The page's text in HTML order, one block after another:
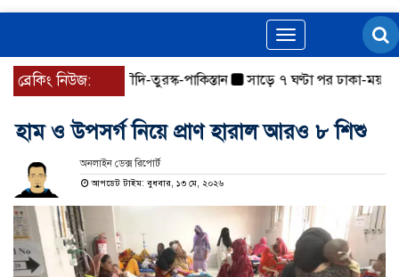
Toggle
navigation
ব্রেকিং নিউজ:
স্বাক্ষর করেছে সৌদি-তুরস্ক-পাকিস্তান সাড়ে ৭ ঘণ্টা পর ঢাকা-ময়মনসিংহ
হাম ও উপসর্গ নিয়ে প্রাণ হারাল আরও ৮ শিশু
অনলাইন ডেক্স রিপোর্ট
আপডেট টাইম: বুধবার, ১৩ মে, ২০২৬